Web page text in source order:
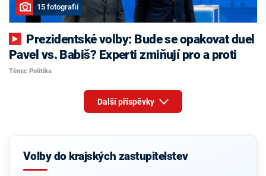
15 fotografií
Pavel vs. Babiš? Experti zmiňují pro a proti
Téma: Politika
Další příspěvky
Volby do krajských zastupitelstev